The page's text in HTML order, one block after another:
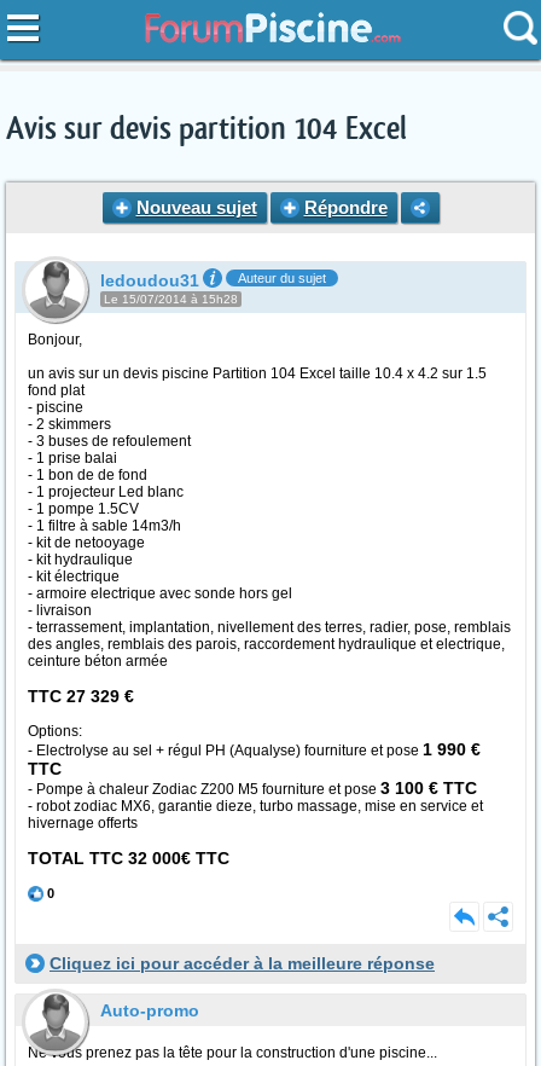
Avis sur devis partition 104 Excel
Nouveau sujet Répondre
ledoudou31 Auteur du sujet
Le 15/07/2014 à 15h28
Bonjour,
un avis sur un devis piscine Partition 104 Excel taille 10.4 x 4.2 sur 1.5
fond plat
- piscine
- 2 skimmers
- 3 buses de refoulement
- 1 prise balai
- 1 bon de de fond
- 1 projecteur Led blanc
- 1 pompe 1.5CV
- 1 filtre à sable 14m3/h
- kit de netooyage
- kit hydraulique
- kit électrique
- armoire electrique avec sonde hors gel
- livraison
- terrassement, implantation, nivellement des terres, radier, pose, remblais
des angles, remblais des parois, raccordement hydraulique et electrique,
ceinture béton armée
TTC 27 329 €
Options:
- Electrolyse au sel + régul PH (Aqualyse) fourniture et pose 1 990 €
TTC
- Pompe à chaleur Zodiac Z200 M5 fourniture et pose 3 100 € TTC
- robot zodiac MX6, garantie dieze, turbo massage, mise en service et
hivernage offerts
TOTAL TTC 32 000€ TTC
0
Cliquez ici pour accéder à la meilleure réponse
Auto-promo
Ne vous prenez pas la tête pour la construction d'une piscine...